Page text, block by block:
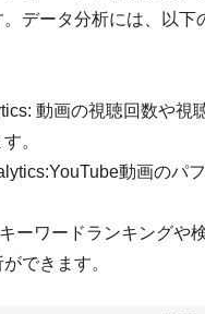
データ分析には、以下
動画の視聴回数や視
。
動画のパ
ーワードランキングや
できます。